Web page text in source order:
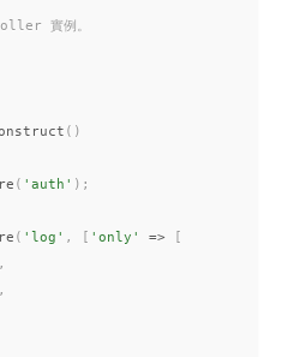
實例。
( )
( 'auth' ) ;
( 'log' , [ 'only' =>
[
,
,